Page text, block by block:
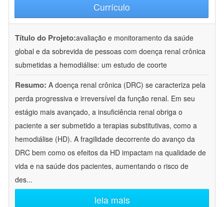
Currículo
Título do Projeto:avaliação e monitoramento da saúde
global e da sobrevida de pessoas com doença renal crônica
submetidas a hemodiálise: um estudo de coorte
Resumo: A doença renal crônica (DRC) se caracteriza pela
perda progressiva e irreversível da função renal. Em seu
estágio mais avançado, a insuficiência renal obriga o
paciente a ser submetido a terapias substitutivas, como a
hemodiálise (HD). A fragilidade decorrente do avanço da
DRC bem como os efeitos da HD impactam na qualidade de
vida e na saúde dos pacientes, aumentando o risco de
des...
leia mais